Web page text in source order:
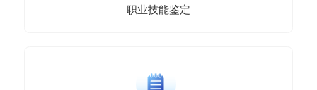
职业技能鉴定